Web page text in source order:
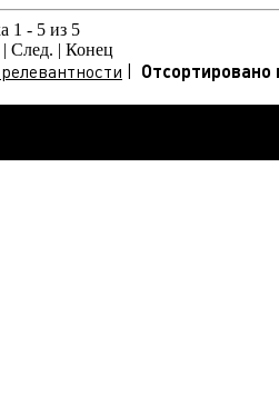
1 - 5 из 5
| След. | Конец
Отсортировано